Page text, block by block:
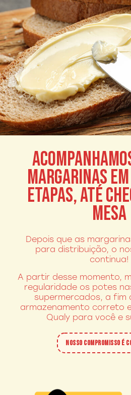
MARGARINAS
ETAPAS, ATÉ
MESA
Depois que as
para distribuição, o
continua!
A partir desse momento,
regularidade os potes
supermercados, a fim
armazenamento correto
Qualy para você e
NOSSO COMPROMISSO É